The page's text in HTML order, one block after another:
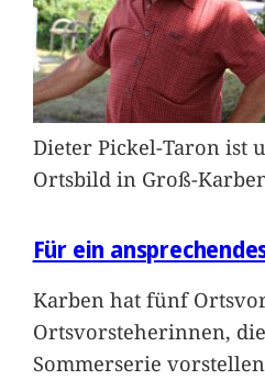
Dieter Pickel-Taron ist
Ortsbild in Groß-
Für ein
Karben hat fünf
Ortsvorsteherinnen,
Sommerserie